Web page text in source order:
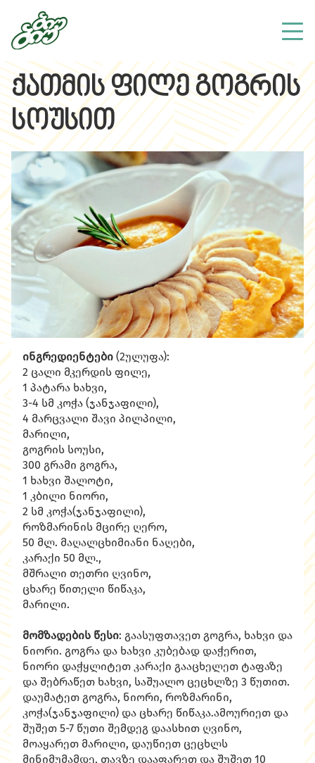
ქათმის ფილე გოგრის
სოუსით
ინგრედიენტები (2ულუფა):
2 ცალი მკერდის ფილე,
1 პატარა ხახვი,
3-4 სმ კოჭა (ჯანჯაფილი),
4 მარცვალი შავი პილპილი,
მარილი,
გოგრის სოუსი,
300 გრამი გოგრა,
1 ხახვი შალოტი,
1 კბილი ნიორი,
2 სმ კოჭა(ჯანჯაფილი),
როზმარინის მცირე ღერო,
50 მლ. მაღალცხიმიანი ნაღები,
კარაქი 50 მლ.,
მშრალი თეთრი ღვინო,
ცხარე წითელი წიწაკა,
მარილი.
მომზადების წესი: გაასუფთავეთ გოგრა, ხახვი და
ნიორი. გოგრა და ხახვი კუბებად დაჭერით,
ნიორი დაჭყლიტეთ კარაქი გააცხელეთ ტაფაზე
და შებრაწეთ ხახვი, საშუალო ცეცხლზე 3 წუთით.
დაუმატეთ გოგრა, ნიორი, როზმარინი,
კოჭა(ჯანჯაფილი) და ცხარე წიწაკა.ამოურიეთ და
შუშეთ 5-7 წუთი შემდეგ დაასხით ღვინო,
მოაყარეთ მარილი, დაუწიეთ ცეცხლს
მინიმუმამდე, თავზე დააფარეთ და შუშეთ 10